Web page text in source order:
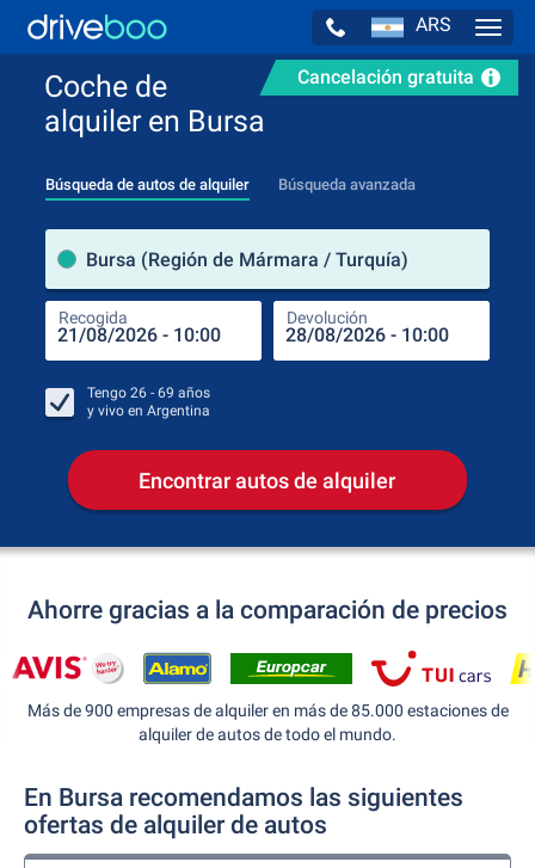
ARS
Cancelación gratuita
Coche de
alquiler en Bursa
Búsqueda de autos de alquiler Búsqueda avanzada
Bursa (Región de Mármara / Turquía)
Recogida Devolución
Tengo 26 - 69 años
y vivo en Argentina
Encontrar autos de alquiler
Ahorre gracias a la comparación de precios
Más de 900 empresas de alquiler en más de 85.000 estaciones de
alquiler de autos de todo el mundo.
En Bursa recomendamos las siguientes
ofertas de alquiler de autos